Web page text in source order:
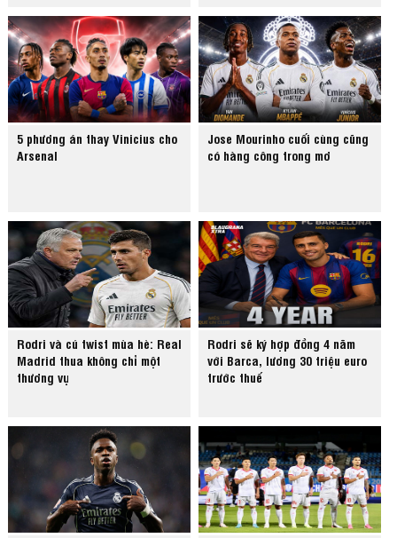
5 phương án thay Vinicius cho
Arsenal
Jose Mourinho cuối cùng cũng
có hàng công trong mơ
Rodri và cú twist mùa hè: Real
Madrid thua không chỉ một
thương vụ
Rodri sẽ ký hợp đồng 4 năm
với Barca, lương 30 triệu euro
trước thuế